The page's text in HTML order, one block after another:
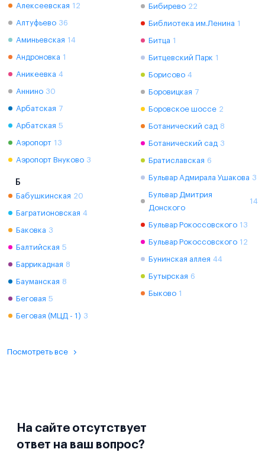
Алексеевская 12
Алтуфьево 36
Аминьевская 14
Андроновка 1
Аникеевка 4
Аннино 30
Арбатская 7
Арбатская 5
Аэропорт 13
Аэропорт Внуково 3
Б
Бабушкинская 20
Багратионовская 4
Баковка 3
Балтийская 5
Баррикадная 8
Бауманская 8
Беговая 5
Беговая (МЦД - 1) 3
Бибирево 22
Библиотека им.Ленина 1
Битца 1
Битцевский Парк 1
Борисово 4
Боровицкая 7
Боровское шоссе 2
Ботанический сад 8
Ботанический сад 3
Братиславская 6
Бульвар Адмирала Ушакова 3
Бульвар Дмитрия
Донского
14
Бульвар Рокоссовского 13
Бульвар Рокоссовского 12
Бунинская аллея 44
Бутырская 6
Быково 1
Посмотреть все
На сайте отсутствует
ответ на ваш вопрос?